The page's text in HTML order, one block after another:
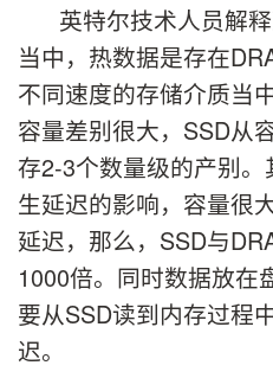
英特尔技术人员解
当中，热数据是存在
不同速度的存储介质当
容量差别很大，SSD从
存2-3个数量级的产别
生延迟的影响，容量很
延迟，那么，SSD与
1000倍。同时数据放在
要从SSD读到内存过程
迟。